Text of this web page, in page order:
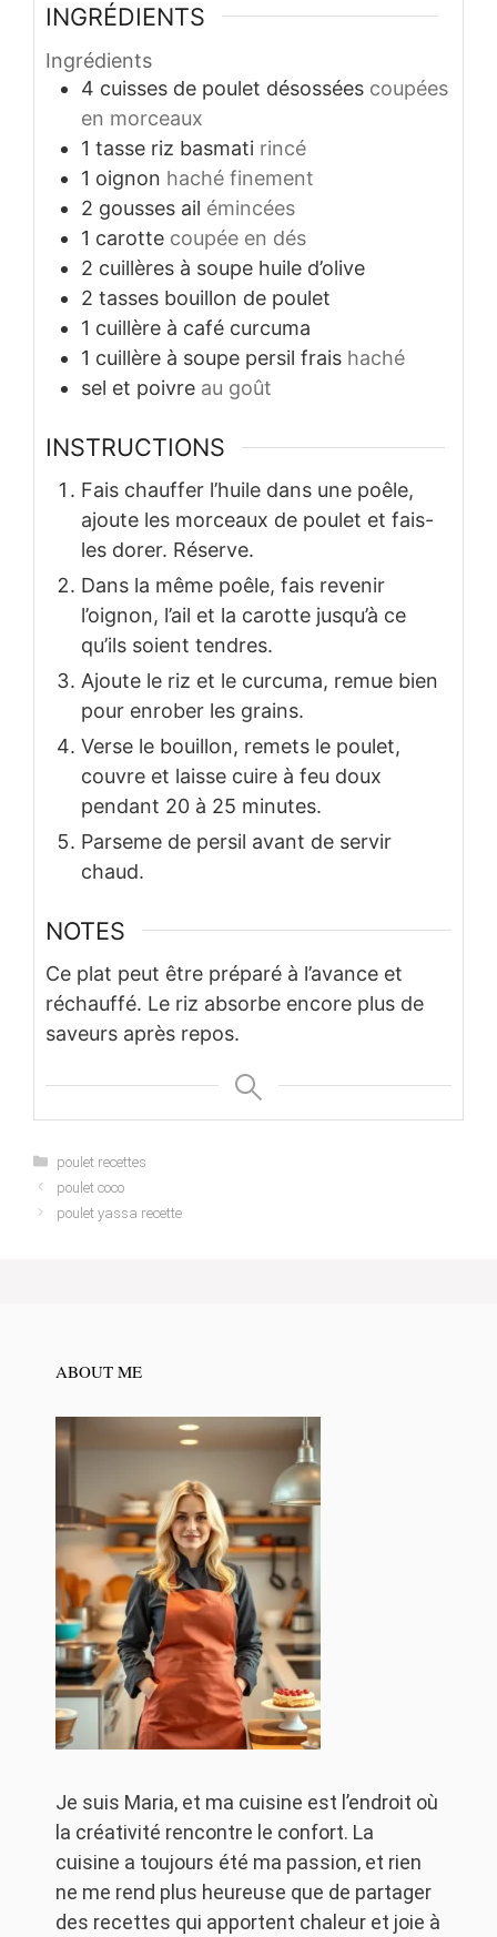
INGRÉDIENTS
Ingrédients
4 cuisses de poulet désossées coupées
en morceaux
1 tasse riz basmati rincé
1 oignon haché finement
2 gousses ail émincées
1 carotte coupée en dés
2 cuillères à soupe huile d’olive
2 tasses bouillon de poulet
1 cuillère à café curcuma
1 cuillère à soupe persil frais haché
sel et poivre au goût
INSTRUCTIONS
Fais chauffer l’huile dans une poêle,
ajoute les morceaux de poulet et fais-
les dorer. Réserve.
Dans la même poêle, fais revenir
l’oignon, l’ail et la carotte jusqu’à ce
qu’ils soient tendres.
Ajoute le riz et le curcuma, remue bien
pour enrober les grains.
Verse le bouillon, remets le poulet,
couvre et laisse cuire à feu doux
pendant 20 à 25 minutes.
Parseme de persil avant de servir
chaud.
NOTES
Ce plat peut être préparé à l’avance et
réchauffé. Le riz absorbe encore plus de
saveurs après repos.
Categories
poulet recettes
poulet coco
poulet yassa recette
ABOUT ME
Je suis Maria, et ma cuisine est l’endroit où
la créativité rencontre le confort. La
cuisine a toujours été ma passion, et rien
ne me rend plus heureuse que de partager
des recettes qui apportent chaleur et joie à